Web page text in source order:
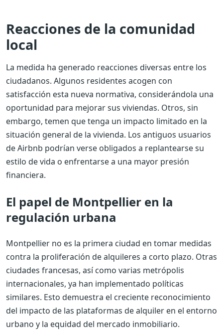
Reacciones de la comunidad
local
La medida ha generado reacciones diversas entre los
ciudadanos. Algunos residentes acogen con
satisfacción esta nueva normativa, considerándola una
oportunidad para mejorar sus viviendas. Otros, sin
embargo, temen que tenga un impacto limitado en la
situación general de la vivienda. Los antiguos usuarios
de Airbnb podrían verse obligados a replantearse su
estilo de vida o enfrentarse a una mayor presión
financiera.
El papel de Montpellier en la
regulación urbana
Montpellier no es la primera ciudad en tomar medidas
contra la proliferación de alquileres a corto plazo. Otras
ciudades francesas, así como varias metrópolis
internacionales, ya han implementado políticas
similares. Esto demuestra el creciente reconocimiento
del impacto de las plataformas de alquiler en el entorno
urbano y la equidad del mercado inmobiliario.